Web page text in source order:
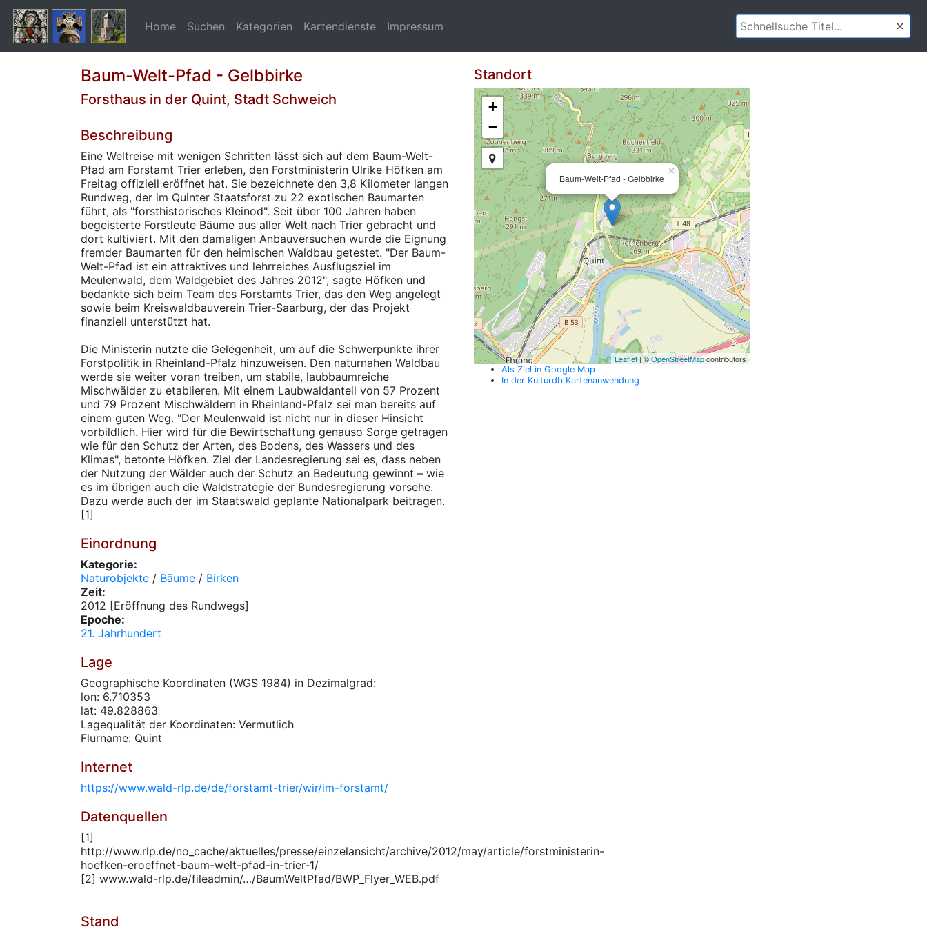
Home Suchen Kategorien Kartendienste Impressum
Baum-Welt-Pfad - Gelbbirke
Forsthaus in der Quint, Stadt Schweich
Beschreibung
Eine Weltreise mit wenigen Schritten lässt sich auf dem Baum-Welt-
Pfad am Forstamt Trier erleben, den Forstministerin Ulrike Höfken am
Freitag offiziell eröffnet hat. Sie bezeichnete den 3,8 Kilometer langen
Rundweg, der im Quinter Staatsforst zu 22 exotischen Baumarten
führt, als "forsthistorisches Kleinod". Seit über 100 Jahren haben
begeisterte Forstleute Bäume aus aller Welt nach Trier gebracht und
dort kultiviert. Mit den damaligen Anbauversuchen wurde die Eignung
fremder Baumarten für den heimischen Waldbau getestet. "Der Baum-
Welt-Pfad ist ein attraktives und lehrreiches Ausflugsziel im
Meulenwald, dem Waldgebiet des Jahres 2012", sagte Höfken und
bedankte sich beim Team des Forstamts Trier, das den Weg angelegt
sowie beim Kreiswaldbauverein Trier-Saarburg, der das Projekt
finanziell unterstützt hat.
Die Ministerin nutzte die Gelegenheit, um auf die Schwerpunkte ihrer
Forstpolitik in Rheinland-Pfalz hinzuweisen. Den naturnahen Waldbau
werde sie weiter voran treiben, um stabile, laubbaumreiche
Mischwälder zu etablieren. Mit einem Laubwaldanteil von 57 Prozent
und 79 Prozent Mischwäldern in Rheinland-Pfalz sei man bereits auf
einem guten Weg. "Der Meulenwald ist nicht nur in dieser Hinsicht
vorbildlich. Hier wird für die Bewirtschaftung genauso Sorge getragen
wie für den Schutz der Arten, des Bodens, des Wassers und des
Klimas", betonte Höfken. Ziel der Landesregierung sei es, dass neben
der Nutzung der Wälder auch der Schutz an Bedeutung gewinnt – wie
es im übrigen auch die Waldstrategie der Bundesregierung vorsehe.
Dazu werde auch der im Staatswald geplante Nationalpark beitragen.
[1]
Einordnung
Kategorie:
Naturobjekte / Bäume / Birken
Zeit:
2012 [Eröffnung des Rundwegs]
Epoche:
21. Jahrhundert
Lage
Geographische Koordinaten (WGS 1984) in Dezimalgrad:
lon: 6.710353
lat: 49.828863
Lagequalität der Koordinaten: Vermutlich
Flurname: Quint
Internet
https://www.wald-rlp.de/de/forstamt-trier/wir/im-forstamt/
Datenquellen
[1]
http://www.rlp.de/no_cache/aktuelles/presse/einzelansicht/archive/2012/may/article/forstministerin-
hoefken-eroeffnet-baum-welt-pfad-in-trier-1/
[2] www.wald-rlp.de/fileadmin/…/BaumWeltPfad/BWP_Flyer_WEB.pdf
Stand
Standort
Baum-Welt-Pfad - Gelbbirke
×
+
−
Leaflet| ©OpenStreetMapcontributors
Als Ziel in Google Map
In der Kulturdb Kartenanwendung